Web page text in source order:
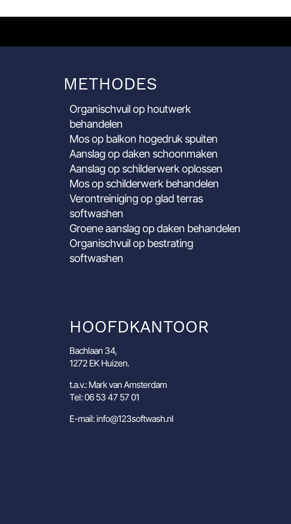
METHODES
Organischvuil op houtwerk
behandelen
Mos op balkon hogedruk spuiten
Aanslag op daken schoonmaken
Aanslag op schilderwerk oplossen
Mos op schilderwerk behandelen
Verontreiniging op glad terras
softwashen
Groene aanslag op daken behandelen
Organischvuil op bestrating
softwashen
HOOFDKANTOOR
Bachlaan 34,
1272 EK Huizen.
t.a.v.: Mark van Amsterdam
Tel: 06 53 47 57 01
E-mail: info@123softwash.nl